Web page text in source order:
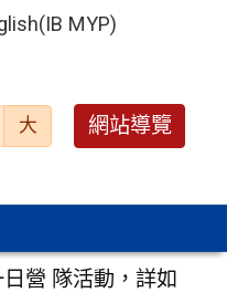
MYP)
大 網站導覽
營 隊活動，詳如